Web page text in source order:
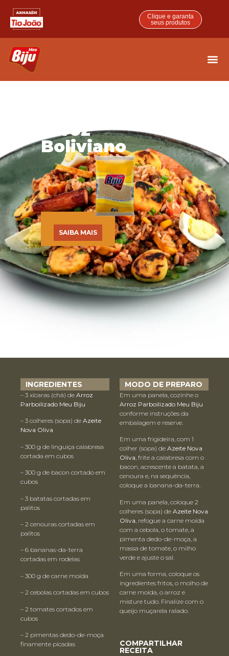
Clique e garanta
seus produtos
Arroz
Boliviano
SAIBA MAIS
INGREDIENTES
– 3 xícaras (chá) de Arroz
Parboilizado Meu Biju
– 3 colheres (sopa) de Azeite
Nova Oliva
– 300 g de linguiça calabresa
cortada em cubos
– 300 g de bacon cortado em
cubos
– 3 batatas cortadas em
palitos
– 2 cenouras cortadas em
palitos
– 6 bananas-da-terra
cortadas em rodelas
– 300 g de carne moída
– 2 cebolas cortadas em cubos
– 2 tomates cortados em
cubos
– 2 pimentas dedo-de-moça
finamente picadas
MODO DE PREPARO
Em uma panela, cozinhe o
Arroz Parboilizado Meu Biju
conforme instruções da
embalagem e reserve.
Em uma frigideira, com 1
colher (sopa) de Azeite Nova
Oliva, frite a calabresa com o
bacon, acrescente a batata, a
cenoura e, na sequência,
coloque a banana-da-terra.
Em uma panela, coloque 2
colheres (sopa) de Azeite Nova
Oliva , refogue a carne moída
com a cebola, o tomate, a
pimenta dedo-de-moça, a
massa de tomate, o milho
verde e ajuste o sal.
Em uma forma, coloque os
ingredientes fritos, o molho de
carne moída, o arroz e
misture tudo. Finalize com o
queijo muçarela ralado.
COMPARTILHAR
RECEITA